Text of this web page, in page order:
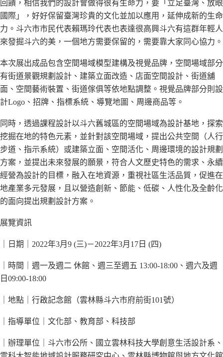
回饋，相信我們的設計會做得很有生命力，要「立足臺灣、放眼
國際」，好好保留臺灣珍貴的文化並加以應用，延伸成新的生命
力。斗六市市民代表賴瑪玲代表也表達很高興斗六有這群年輕人
來發掘斗六的美，一個地方需要保留的，需要靠大家同心協力。
本次展出成品包含空間場域模型建構及視覺品牌，空間場域部分
有街道景觀規劃設計、建築立面改造、店面空間設計、街道舖
面、空間藝術裝置、街道傢俱等依地點調整。視覺品牌部分則設
計Logo、招牌、指標系統、導覽地圖、周邊商品等。
同時，透過課程設計以斗六舊城區的空間場域為設計基地，探索
挖掘在地的特色元素，並針對該空間場域，提出公共空間（人行
步道、指示系統）或建築立面、空間活化、周邊環境的設計規劃
方案，並提出未來發展的願景，符合人文歷史特色的需求、永續
經營為設計的目標，融入在地資源，重視社區生活品質，促進在
地產業多元發展，且以營造創新、節能、低碳、人性化及全齡化
的面向提出規劃設計方案。
展覽資訊
｜日期｜2022年3月9 (三)－2022年3月17日 (四)
｜時間｜週一及週二 休館、週三至週五 13:00-18:00、週六及週
日09:00-18:00
｜地點｜行啟記念館（雲林縣斗六市府前街101號）
｜指導單位｜文化部、教育部、科技部
｜辦理單位｜斗六市公所、國立雲林科技大學創意生活設計系、